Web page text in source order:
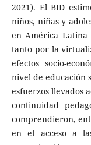
2021). El BID
niños, niñas y
en América Latina
tanto por la
efectos socio-
nivel de educación
esfuerzos llevados
continuidad
comprendieron,
en el acceso a